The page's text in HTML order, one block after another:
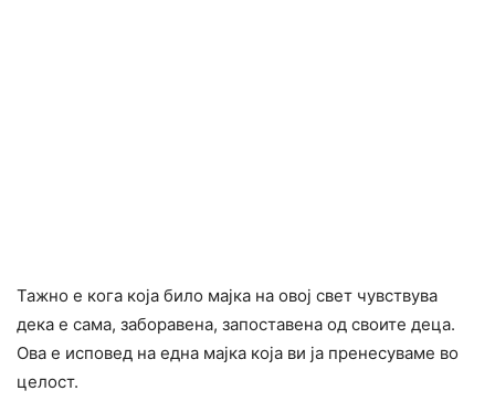
Тажно е кога која било мајка на овој свет чувствува
дека е сама, заборавена, запоставена од своите деца.
Ова е исповед на една мајка која ви ја пренесуваме во
целост.